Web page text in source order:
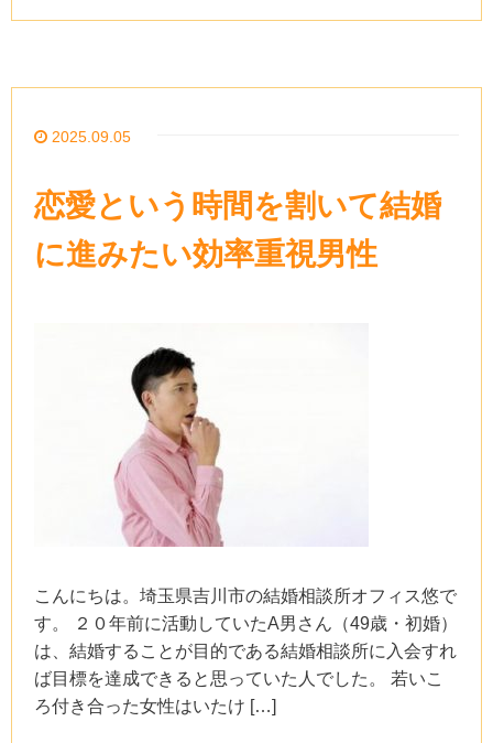
2025.09.05
恋愛という時間を割いて結婚
に進みたい効率重視男性
こんにちは。埼玉県吉川市の結婚相談所オフィス悠で
す。 ２０年前に活動していたA男さん（49歳・初婚）
は、結婚することが目的である結婚相談所に入会すれ
ば目標を達成できると思っていた人でした。 若いこ
ろ付き合った女性はいたけ […]